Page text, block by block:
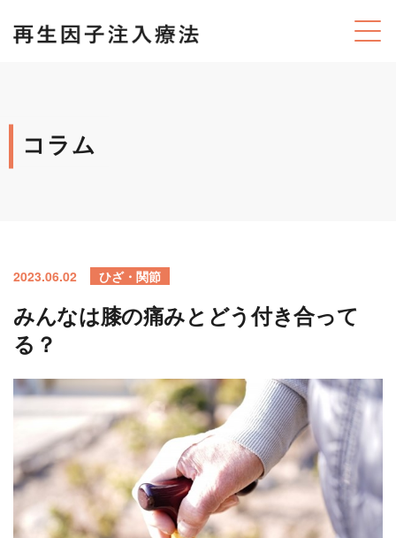
コラム
2023.06.02 ひざ・関節
みんなは膝の痛みとどう付き合って
る？